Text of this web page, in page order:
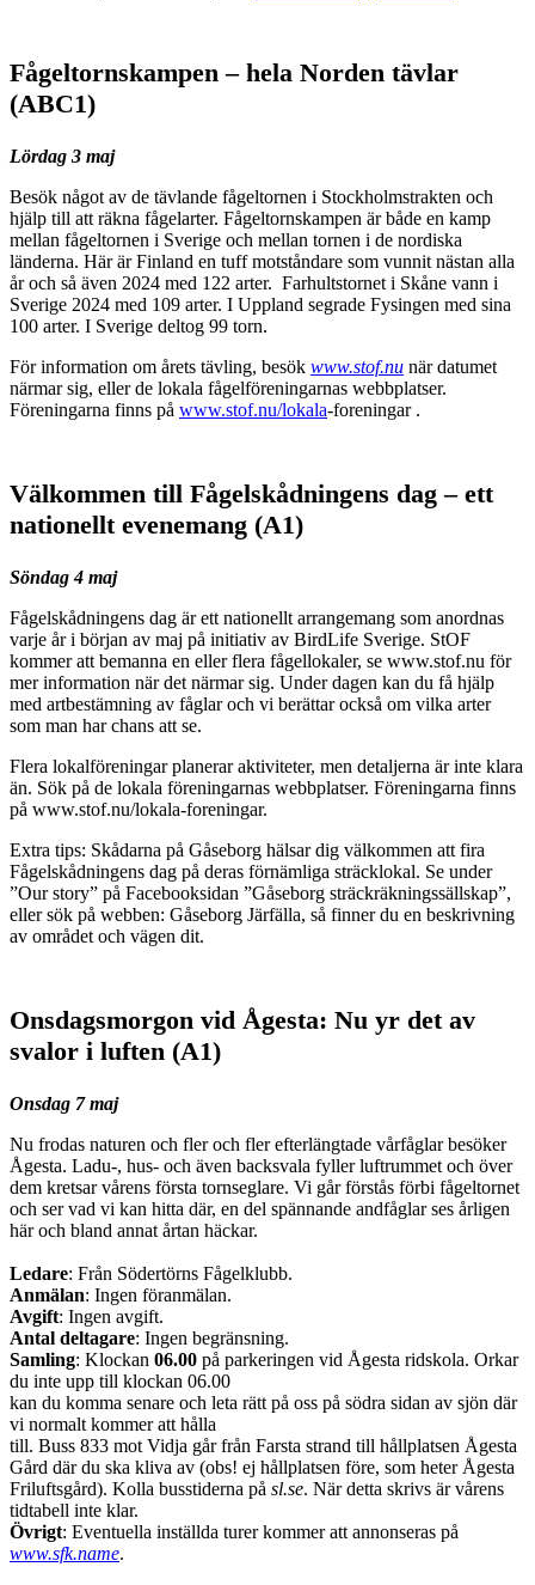
Fågeltornskampen – hela Norden tävlar
(ABC1)
Lördag 3 maj
Besök något av de tävlande fågeltornen i Stockholmstrakten och
hjälp till att räkna fågelarter. Fågeltornskampen är både en kamp
mellan fågeltornen i Sverige och mellan tornen i de nordiska
länderna. Här är Finland en tuff motståndare som vunnit nästan alla
år och så även 2024 med 122 arter. Farhultstornet i Skåne vann i
Sverige 2024 med 109 arter. I Uppland segrade Fysingen med sina
100 arter. I Sverige deltog 99 torn.
För information om årets tävling, besök www.stof.nu när datumet
närmar sig, eller de lokala fågelföreningarnas webbplatser.
Föreningarna finns på www.stof.nu/lokala-foreningar .
Välkommen till Fågelskådningens dag – ett
nationellt evenemang (A1)
Söndag 4 maj
Fågelskådningens dag är ett nationellt arrangemang som anordnas
varje år i början av maj på initiativ av BirdLife Sverige. StOF
kommer att bemanna en eller flera fågellokaler, se www.stof.nu för
mer information när det närmar sig. Under dagen kan du få hjälp
med artbestämning av fåglar och vi berättar också om vilka arter
som man har chans att se.
Flera lokalföreningar planerar aktiviteter, men detaljerna är inte klara
än. Sök på de lokala föreningarnas webbplatser. Föreningarna finns
på www.stof.nu/lokala-foreningar.
Extra tips: Skådarna på Gåseborg hälsar dig välkommen att fira
Fågelskådningens dag på deras förnämliga sträcklokal. Se under
”Our story” på Facebooksidan ”Gåseborg sträckräkningssällskap”,
eller sök på webben: Gåseborg Järfälla, så finner du en beskrivning
av området och vägen dit.
Onsdagsmorgon vid Ågesta: Nu yr det av
svalor i luften (A1)
Onsdag 7 maj
Nu frodas naturen och fler och fler efterlängtade vårfåglar besöker
Ågesta. Ladu-, hus- och även backsvala fyller luftrummet och över
dem kretsar vårens första tornseglare. Vi går förstås förbi fågeltornet
och ser vad vi kan hitta där, en del spännande andfåglar ses årligen
här och bland annat årtan häckar.
Ledare: Från Södertörns Fågelklubb.
Anmälan: Ingen föranmälan.
Avgift: Ingen avgift.
Antal deltagare: Ingen begränsning.
Samling: Klockan 06.00 på parkeringen vid Ågesta ridskola. Orkar
du inte upp till klockan 06.00
kan du komma senare och leta rätt på oss på södra sidan av sjön där
vi normalt kommer att hålla
till. Buss 833 mot Vidja går från Farsta strand till hållplatsen Ågesta
Gård där du ska kliva av (obs! ej hållplatsen före, som heter Ågesta
Friluftsgård). Kolla busstiderna på sl.se. När detta skrivs är vårens
tidtabell inte klar.
Övrigt: Eventuella inställda turer kommer att annonseras på
www.sfk.name.